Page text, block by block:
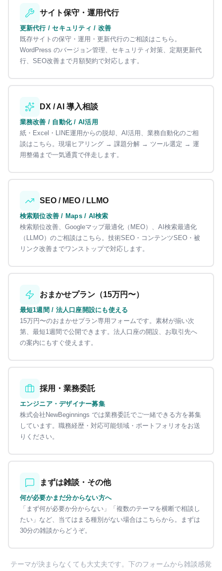
サイト保守・運用代行
更新代行 / セキュリティ / 改善
既存サイトの保守・運用・更新代行のご相談はこちら。
WordPress のバージョン管理、セキュリティ対策、定期更新代
行、SEO改善まで月額契約で対応します。
DX / AI 導入相談
業務改善 / 自動化 / AI活用
紙・Excel・LINE運用からの脱却、AI活用、業務自動化のご相
談はこちら。現場ヒアリング → 課題分解 → ツール選定 → 運
用整備まで一気通貫で伴走します。
SEO / MEO / LLMO
検索順位改善 / Maps / AI検索
検索順位改善、Googleマップ最適化（MEO）、AI検索最適化
（LLMO）のご相談はこちら。技術SEO・コンテンツSEO・被
リンク改善までワンストップで対応します。
おまかせプラン（15万円〜）
最短1週間 / 法人口座開設にも使える
15万円〜のおまかせプラン専用フォームです。素材が揃い次
第、最短1週間で公開できます。法人口座の開設、お取引先へ
の案内にもすぐ使えます。
採用・業務委託
エンジニア・デザイナー募集
株式会社NewBeginnings では業務委託でご一緒できる方を募集
しています。職務経歴・対応可能領域・ポートフォリオをお送
りください。
まずは雑談・その他
何が必要かまだ分からない方へ
「まず何が必要か分からない」「複数のテーマを横断で相談し
たい」など、当てはまる種別がない場合はこちらから。まずは
30分の雑談からどうぞ。
テーマが決まらなくても大丈夫です。下のフォームから雑談感覚